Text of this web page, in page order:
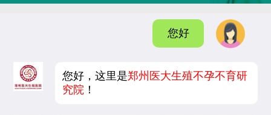
您好
您好，这里是郑州医大生殖不孕不育研
究院 ！